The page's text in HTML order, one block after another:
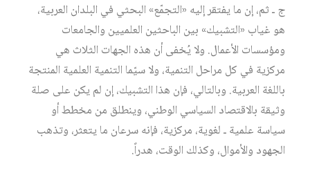
ج ـ ثم، إن ما يفتقر إليه «التجمّع» البحثي في البلدان العربية،
هو غياب «التشبيك» بين الباحثين العلميين والجامعات
ومؤسسات الأعمال. ولا يُخفى أن هذه الجهات الثلاث هي
مركزية في كل مراحل التنمية، ولا سيّما التنمية العلمية المنتجة
باللغة العربية. وبالتالي، فإن هذا التشبيك، إن لم يكن على صلة
وثيقة بالاقتصاد السياسي الوطني، وينطلق من مخطط أو
سياسة علمية ـ لغوية، مركزية، فإنه سرعان ما يتعثر، وتذهب
الجهود والأموال، وكذلك الوقت، هدراً.